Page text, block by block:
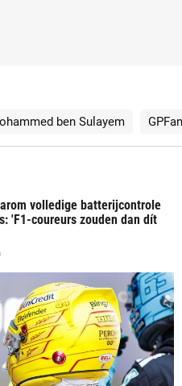
ben Sulayem
volledige batterijcontrole
'F1-coureurs zouden dan dít